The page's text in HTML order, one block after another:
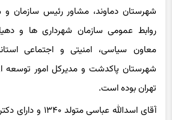
شهرستان دماوند، مشاور رئیس سازمان
روابط عمومی سازمان شهرداری ها و
معاون سیاسی، امنیتی و اجتماعی
شهرستان پاکدشت و مدیرکل امور توسعه
تهران بوده است.